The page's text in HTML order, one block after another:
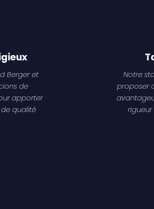
Berger et
de
apporter
qualité
Notre
proposer
rigueur